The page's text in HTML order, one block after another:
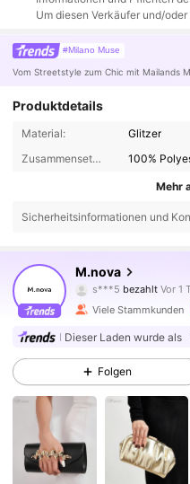
Um diesen Verkäufer und/
#Milano Muse
Vom Streetstyle zum Chic mit Mailands
Produktdetails
Material:
Glitzer
Zusammensetzung:
100%
Mehr
Sicherheitsinformationen und
M.nova
s***5bezahlt
c***aistVor 8
20K Follower
20K Follower
Viele Stammkunden
Dieser Laden wurde als
Folgen